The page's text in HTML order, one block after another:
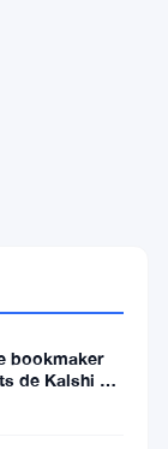
bookmaker
de Kalshi et